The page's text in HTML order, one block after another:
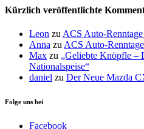
Kürzlich veröffentlichte
Leon zu ACS Auto-
Anna zu ACS Auto-
Max zu „Geliebte Knöpfle –
Nationalspeise“
daniel zu Der Neue Mazda
Folge uns bei
Facebook